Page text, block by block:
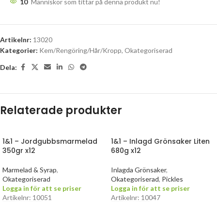
10 Människor som tittar på denna produkt nu!
Artikelnr: 13020
Kategorier: Kem/Rengöring/Hår/Kropp, Okategoriserad
Dela:
Relaterade produkter
1&1 – Jordgubbsmarmelad
350gr x12
Marmelad & Syrap,
Okategoriserad
Logga in för att se priser
Artikelnr: 10051
1&1 – Inlagd Grönsaker Liten
680g x12
Inlagda Grönsaker,
Okategoriserad, Pickles
Logga in för att se priser
Artikelnr: 10047